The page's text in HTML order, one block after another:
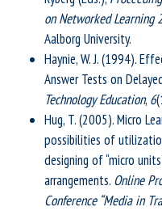
on Networked Learning
Aalborg University.
Haynie, W. J. (1994).
Answer Tests on
Technology Education, 6
Hug, T. (2005). Micro
possibilities of
designing of “micro
arrangements. Online
Conference “Media in